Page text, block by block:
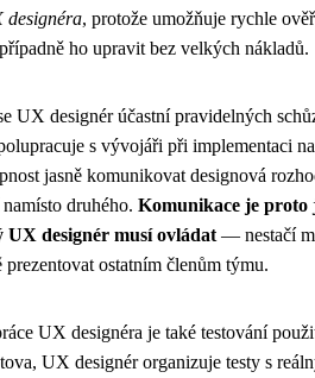
designéra, protože umožňuje rychle
ho upravit bez velkých nákladů.
UX designér účastní pravidelných
s vývojáři při implementaci
jasně komunikovat designová
druhého. Komunikace je proto
designér musí ovládat — nestačí
prezentovat ostatním členům týmu.
UX designéra je také testování
UX designér organizuje testy s